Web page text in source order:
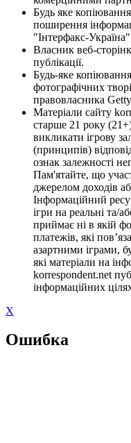
Будь яке
поширення
"Інтерфакс-
Власник веб-
публікації.
Будь-яке
фотографічних
правовласника
Матеріали сайту
старше 21 року
викликати ігрову
(принципів)
ознак залежності
Пам'ятайте, що
джерелом доходів
Інформаційний
ігри на реальні та/
приймає ні в якій
платежів, які
азартними іграми,
які матеріали на
korrespondent.net
інформаційних
X
Ошибка